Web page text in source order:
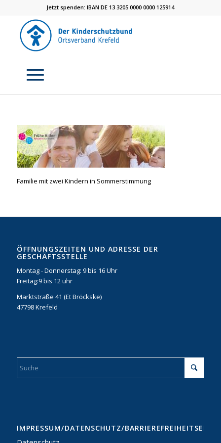
Jetzt spenden: IBAN DE 13 3205 0000 0000 125914
Familie mit zwei Kindern in Sommerstimmung
ÖFFNUNGSZEITEN UND ADRESSE DER
GESCHÄFTSSTELLE
Montag - Donnerstag: 9 bis 16 Uhr
Freitag:9 bis 12 uhr
Marktstraße 41 (Et Bröckske)
47798 Krefeld
IMPRESSUM/DATENSCHUTZ/